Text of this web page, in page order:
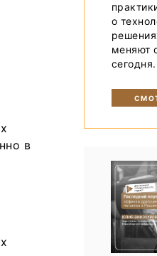
глазами | Репортажи с
в
о
меняют
сегодня.